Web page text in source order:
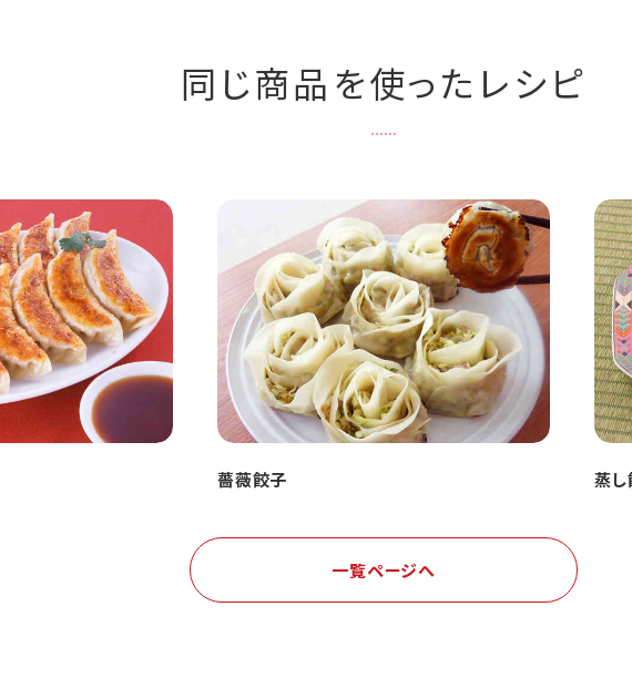
同じ商品を使ったレシピ
薔薇餃子 蒸
一覧ページへ